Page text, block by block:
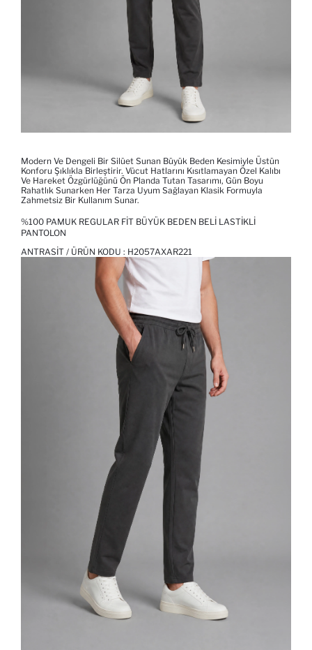
Modern Ve Dengeli Bir Silüet Sunan Büyük Beden Kesimiyle Üstün
Konforu Şıklıkla Birleştirir. Vücut Hatlarını Kısıtlamayan Özel Kalıbı
Ve Hareket Özgürlüğünü Ön Planda Tutan Tasarımı, Gün Boyu
Rahatlık Sunarken Her Tarza Uyum Sağlayan Klasik Formuyla
Zahmetsiz Bir Kullanım Sunar.
%100 PAMUK REGULAR FIT BÜYÜK BEDEN BELI LASTIKLI
PANTOLON
ANTRASIT / ÜRÜN KODU : H2057AXAR221